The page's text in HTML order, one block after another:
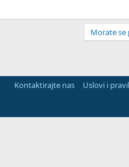
Morate
Kontaktirajte nas Uslovi i